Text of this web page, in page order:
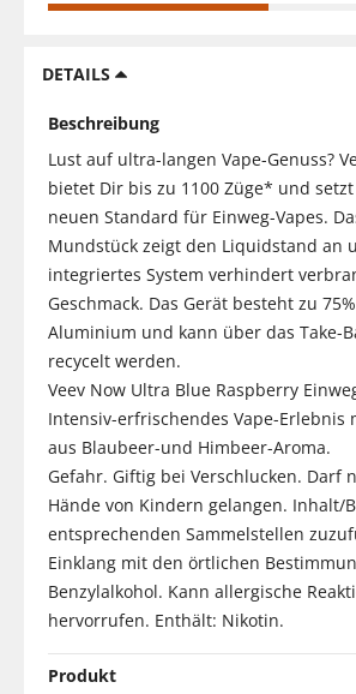
DETAILS
Beschreibung
Lust auf ultra-langen Vape-Genuss?
bietet Dir bis zu 1100 Züge* und
neuen Standard für Einweg-Vapes.
Mundstück zeigt den Liquidstand an
integriertes System verhindert
Geschmack. Das Gerät besteht zu
Aluminium und kann über das Take-
recycelt werden.
Veev Now Ultra Blue Raspberry
Intensiv-erfrischendes Vape-Erlebnis
aus Blaubeer-und Himbeer-Aroma.
Gefahr. Giftig bei Verschlucken. Darf
Hände von Kindern gelangen. Inhalt/
entsprechenden Sammelstellen
Einklang mit den örtlichen
Benzylalkohol. Kann allergische
hervorrufen. Enthält: Nikotin.
Produkt